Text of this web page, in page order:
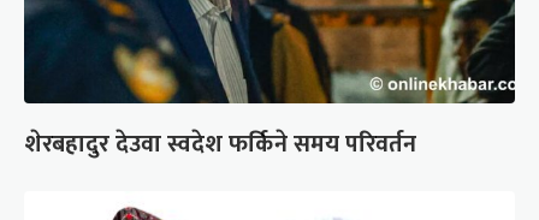
शेरबहादुर देउवा स्वदेश फर्किने समय परिवर्तन